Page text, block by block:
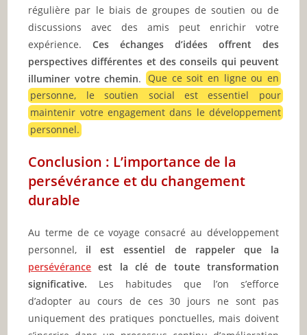
régulière par le biais de groupes de soutien ou de
discussions avec des amis peut enrichir votre
expérience.Ces échanges d’idées offrent des
perspectives différentes et des conseils qui peuvent
illuminer votre chemin. Que ce soit en ligne ou en
personne, le soutien social est essentiel pour
maintenir votre engagement dans le développement
personnel.
Conclusion : L’importance de la
persévérance et du changement
durable
Au terme de ce voyage consacré au développement
personnel, il est essentiel de rappeler que la
persévérance est la clé de toute transformation
significative. Les habitudes que l’on s’efforce
d’adopter au cours de ces 30 jours ne sont pas
uniquement des pratiques ponctuelles, mais doivent